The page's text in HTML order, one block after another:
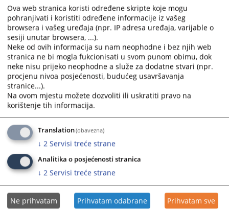
Općinski sud u Mostaru je, u skladu sa Smjernicama Visokog
sudskog i tužilačkog vijeća BiH, pokrenuo izradu Plana
integriteta i imenovao Radnu grupu, te poziva sve nosioce
pravosudnih funkcija i uposlene da pruže podršku i
informacije neophodne za uspješnu realizaciju plana
11.11.2025.
Određen pritvor osumnjičenom E.S.
(1995), zbog osnovane sumnje počinjenja
krivičnog djela "Nasilje u porodici"
Iz razloga predviđenih člankom 146. st. 1. tačka c) ZKP-a F
BiH, odnosno da postoje naročite okolnosti koje opravdavaju
bojazan da će ponoviti kazneno djelo, da će dovršiti
pokušano kazneno djelo i da će počiniti kazneno djelo kojim
tri godine ili teža kazna
03.11.2023.
Ova web stranica koristi određene skripte koje mogu
pohranjivati i koristiti određene informacije iz vašeg
browsera i vašeg uređaja (npr. IP adresa uređaja, varijable o
sesiji unutar browsera, ...).
Neke od ovih informacija su nam neophodne i bez njih web
stranica ne bi mogla fukcionisati u svom punom obimu, dok
neke nisu prijeko neophodne a služe za dodatne stvari (npr.
procjenu nivoa posjećenosti, budućeg usavršavanja
stranice...).
Na ovom mjestu možete dozvoliti ili uskratiti pravo na
korištenje tih informacija.
Translation(obavezna)
↓ 2 Servisi treće strane
Analitika o posjećenosti stranica
↓ 2 Servisi treće strane
Ne prihvatam Prihvatam odabrane Prihvatam sve